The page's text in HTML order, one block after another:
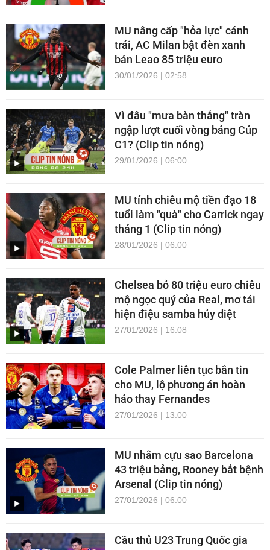
MU nâng cấp "hỏa lực" cánh
trái, AC Milan bật đèn xanh
bán Leao 85 triệu euro
30/01/2026 | 02:58
Vì đâu "mưa bàn thắng" tràn
ngập lượt cuối vòng bảng Cúp
C1? (Clip tin nóng)
29/01/2026 | 06:00
MU tính chiêu mộ tiền đạo 18
tuổi làm "quà" cho Carrick ngay
tháng 1 (Clip tin nóng)
28/01/2026 | 06:00
Chelsea bỏ 80 triệu euro chiêu
mộ ngọc quý của Real, mơ tái
hiện điệu samba hủy diệt
27/01/2026 | 16:08
Cole Palmer liên tục bắn tin
cho MU, lộ phương án hoàn
hảo thay Fernandes
27/01/2026 | 13:00
MU nhắm cựu sao Barcelona
43 triệu bảng, Rooney bắt bệnh
Arsenal (Clip tin nóng)
27/01/2026 | 06:00
Cầu thủ U23 Trung Quốc gia